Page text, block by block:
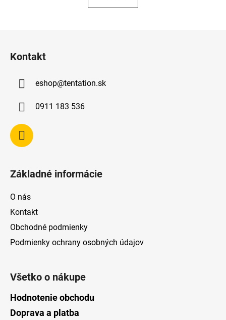
Kontakt
eshop@tentation.sk
0911 183 536
Základné informácie
O nás
Kontakt
Obchodné podmienky
Podmienky ochrany osobných údajov
Všetko o nákupe
Hodnotenie obchodu
Doprava a platba